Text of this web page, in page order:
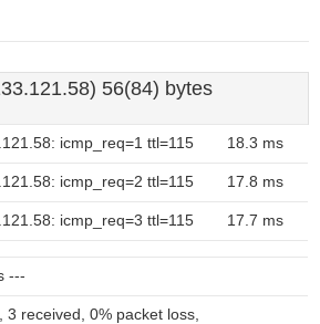
56(84) bytes
icmp_req=1 ttl=115 18.3 ms
icmp_req=2 ttl=115 17.8 ms
icmp_req=3 ttl=115 17.7 ms
---
3 received, 0% packet loss,